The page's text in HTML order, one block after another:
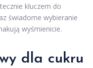
kluczem do
świadome wybieranie
wyśmienicie.
dla cukru